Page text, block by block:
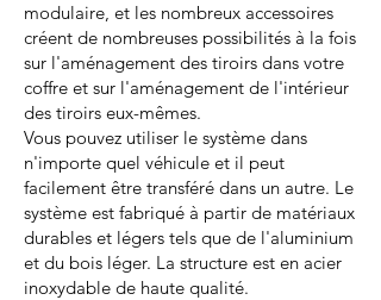
modulaire, et les nombreux accessoires
créent de nombreuses possibilités à la fois
sur l'aménagement des tiroirs dans votre
coffre et sur l'aménagement de l'intérieur
des tiroirs eux-mêmes.
Vous pouvez utiliser le système dans
n'importe quel véhicule et il peut
facilement être transféré dans un autre. Le
système est fabriqué à partir de matériaux
durables et légers tels que de l'aluminium
et du bois léger. La structure est en acier
inoxydable de haute qualité.